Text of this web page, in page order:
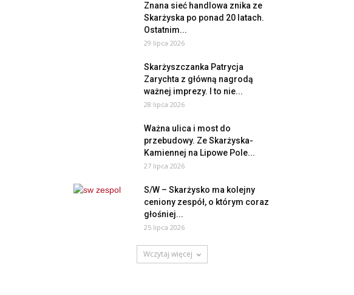
Znana sieć handlowa znika ze
Skarżyska po ponad 20 latach.
Ostatnim...
29 lipca 2026
Skarżyszczanka Patrycja
Zarychta z główną nagrodą
ważnej imprezy. I to nie...
28 lipca 2026
Ważna ulica i most do
przebudowy. Ze Skarżyska-
Kamiennej na Lipowe Pole...
27 lipca 2026
S/W – Skarżysko ma kolejny
ceniony zespół, o którym coraz
głośniej...
25 lipca 2026
Wczytaj więcej